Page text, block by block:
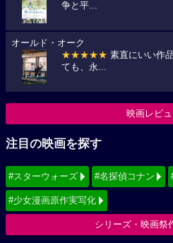
争と平...
オールド・オーク
★★★★★ 素直にいい作
ても、永...
映画レビ
注目の映画を探す
#スターウォーズ #名探偵コナン
#少女漫画原作実写化
シリーズ・映画祭